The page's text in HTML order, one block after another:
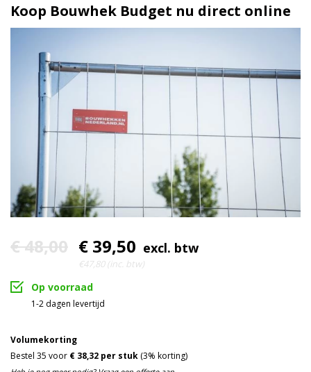
Geschikt voor Tijdelijk hekwerk
Breedte
Gewicht
Standaard
Maaswijdte 100 x 250 mm
Draaddikte 3,3 x 3,3 mm
Horizontale buis 30 mm
Wanddikte buis
Extra
Kwaliteit Budget
Koop Bouwhek Budget nu direct online
€ 48,00 € 39,50 excl. btw
€47,80 (inc. btw)
Op voorraad
1-2 dagen levertijd
Volumekorting
Bestel 35 voor € 38,32 per stuk (3% korting)